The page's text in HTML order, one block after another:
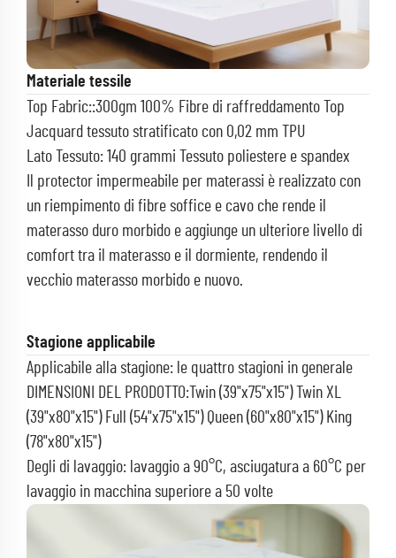
Materiale tessile
Top Fabric::300gm 100% Fibre di raffreddamento Top
Jacquard tessuto stratificato con 0,02 mm TPU
Lato Tessuto: 140 grammi Tessuto poliestere e spandex
Il protector impermeabile per materassi è realizzato con
un riempimento di fibre soffice e cavo che rende il
materasso duro morbido e aggiunge un ulteriore livello di
comfort tra il materasso e il dormiente, rendendo il
vecchio materasso morbido e nuovo.
Stagione applicabile
Applicabile alla stagione: le quattro stagioni in generale
DIMENSIONI DEL PRODOTTO:Twin (39"x75"x15") Twin XL
(39"x80"x15") Full (54"x75"x15") Queen (60"x80"x15") King
(78"x80"x15")
Degli di lavaggio: lavaggio a 90°C, asciugatura a 60°C per
lavaggio in macchina superiore a 50 volte